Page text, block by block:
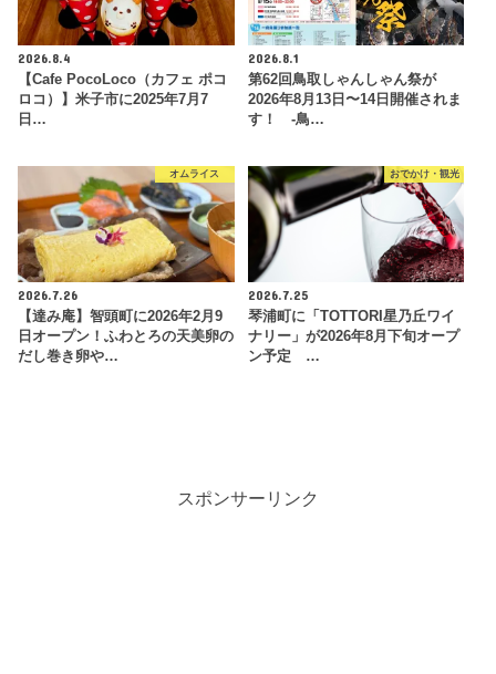
2026.8.4
【Cafe PocoLoco（カフェ ポコ
ロコ）】米子市に2025年7月7
日…
2026.8.1
第62回鳥取しゃんしゃん祭が
2026年8月13日〜14日開催されま
す！ -鳥…
オムライス
2026.7.26
【達み庵】智頭町に2026年2月9
日オープン！ふわとろの天美卵の
だし巻き卵や…
おでかけ・観光
2026.7.25
琴浦町に「TOTTORI星乃丘ワイ
ナリー」が2026年8月下旬オープ
ン予定 …
スポンサーリンク